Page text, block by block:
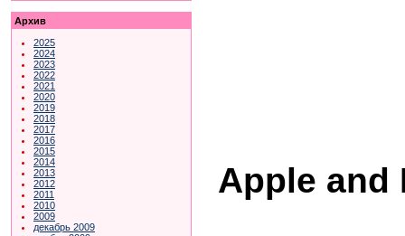
Архив
2025
2024
2023
2022
2021
2020
2019
2018
2017
2016
2015
2014
2013
2012
2011
2010
2009
декабрь 2009
Apple and